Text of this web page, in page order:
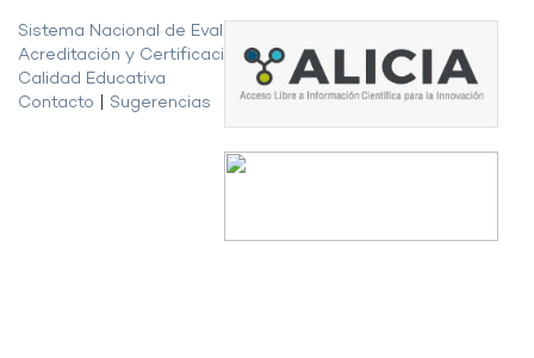
Sistema Nacional de Evaluación,
Acreditación y Certificación de la
Calidad Educativa
Contacto
Sugerencias